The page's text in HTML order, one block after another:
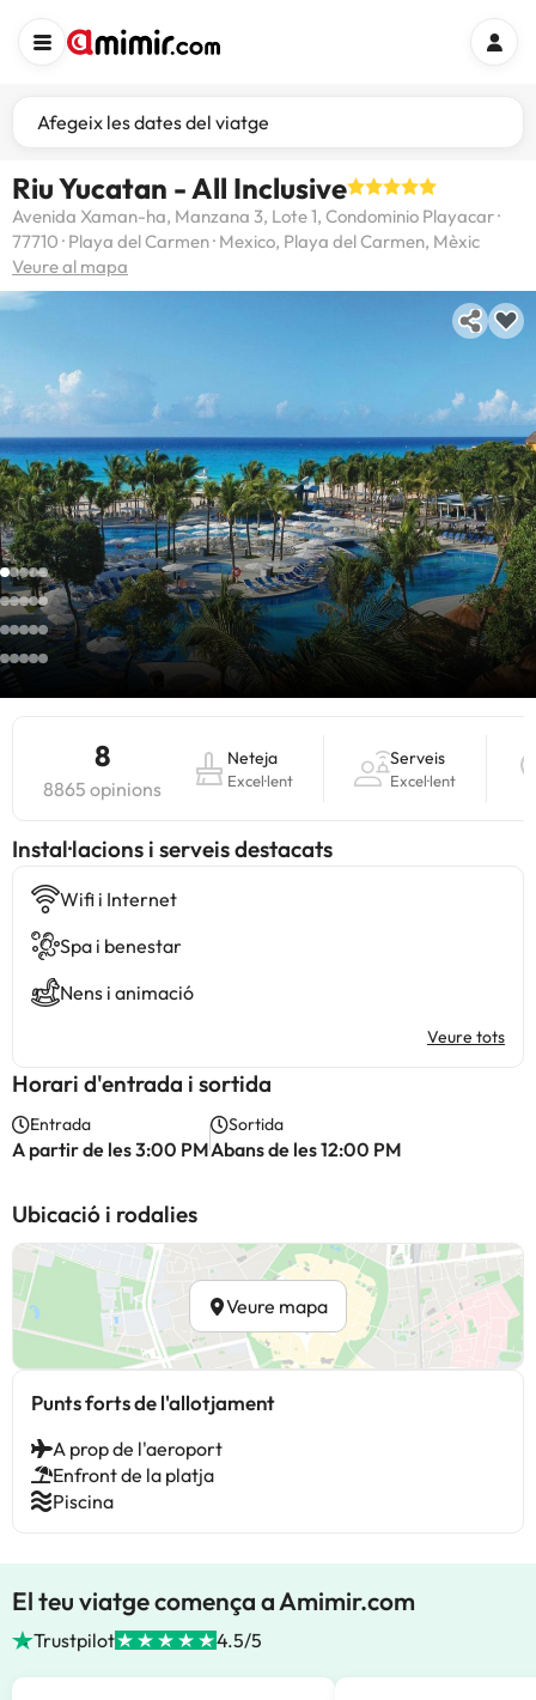
Afegeix les dates del viatge
Riu Yucatan - All Inclusive
Avenida Xaman-ha, Manzana 3, Lote 1, Condominio Playacar ·
77710 · Playa del Carmen · Mexico, Playa del Carmen, Mèxic
Veure al mapa
8
8865 opinions
Neteja
Excel·lent
Serveis
Excel·lent
Instal·lacions i serveis destacats
Wifi i Internet
Spa i benestar
Nens i animació
Veure tots
Horari d'entrada i sortida
Entrada
A partir de les 3:00 PM
Sortida
Abans de les 12:00 PM
Ubicació i rodalies
Veure mapa
Punts forts de l'allotjament
A prop de l'aeroport
Enfront de la platja
Piscina
El teu viatge comença a Amimir.com
Trustpilot 4.5/5